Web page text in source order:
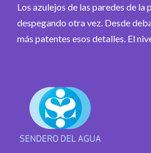
Los azulejos de las paredes de la
despegando otra vez. Desde
más patentes esos detalles. El